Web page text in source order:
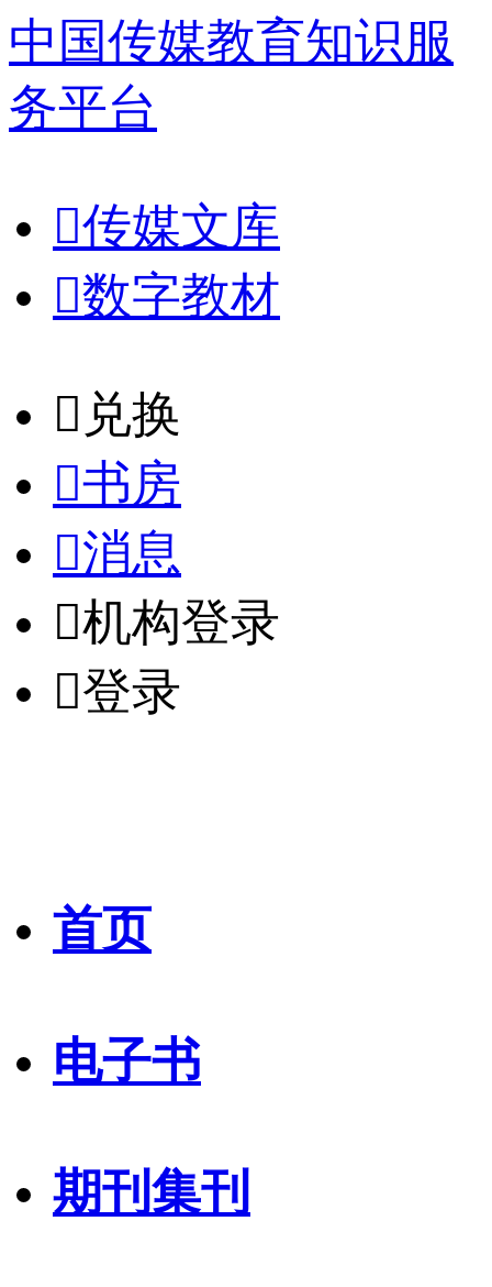
中国传媒教育知识服
务平台
传媒文库
数字教材
𐈈 兑换
书房
消息
机构登录
登录
首页
电子书
期刊集刊